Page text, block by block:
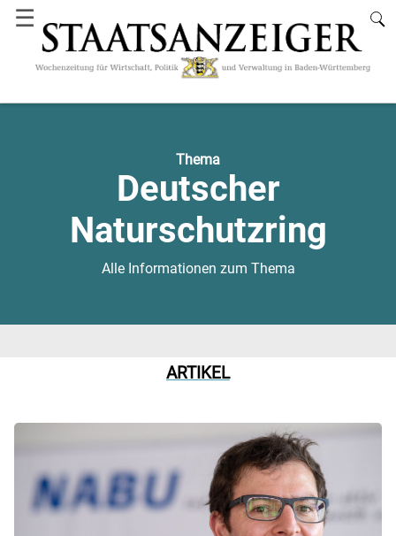
☰
Thema
Deutscher
Naturschutzring
Alle Informationen zum Thema
ARTIKEL